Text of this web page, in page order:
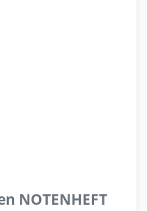
NOTENHEFT